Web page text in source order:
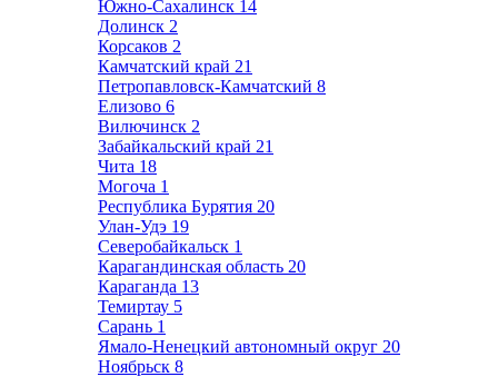
Южно-Сахалинск 14
Долинск 2
Корсаков 2
Камчатский край 21
Петропавловск-Камчатский 8
Елизово 6
Вилючинск 2
Забайкальский край 21
Чита 18
Могоча 1
Республика Бурятия 20
Улан-Удэ 19
Северобайкальск 1
Карагандинская область 20
Караганда 13
Темиртау 5
Сарань 1
Ямало-Ненецкий автономный округ 20
Ноябрьск 8